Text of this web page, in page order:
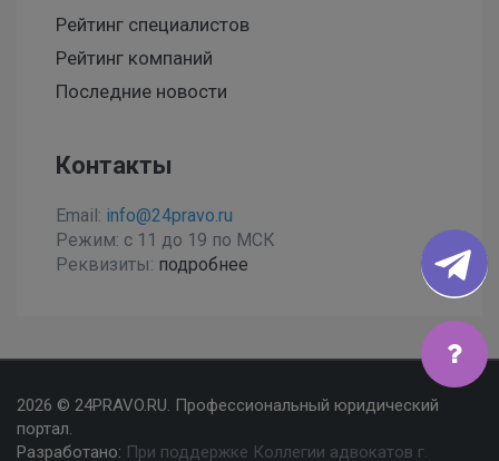
Рейтинг специалистов
Рейтинг компаний
Последние новости
Контакты
Email: info@24pravo.ru
Режим: с 11 до 19 по МСК
Реквизиты: подробнее
2026 © 24PRAVO.RU. Профессиональный юридический
портал.
Разработано: При поддержке Коллегии адвокатов г.
Мы используем файлы cookies, чтобы улучшить сайт
для Вас